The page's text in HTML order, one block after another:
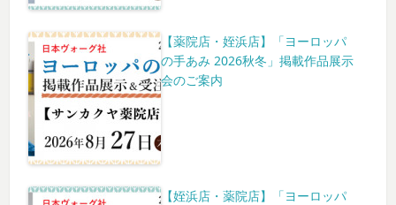
【薬院店・姪浜店】「ヨーロッパ
の手あみ 2026秋冬」掲載作品展示
会のご案内
【姪浜店・薬院店】「ヨーロッパ